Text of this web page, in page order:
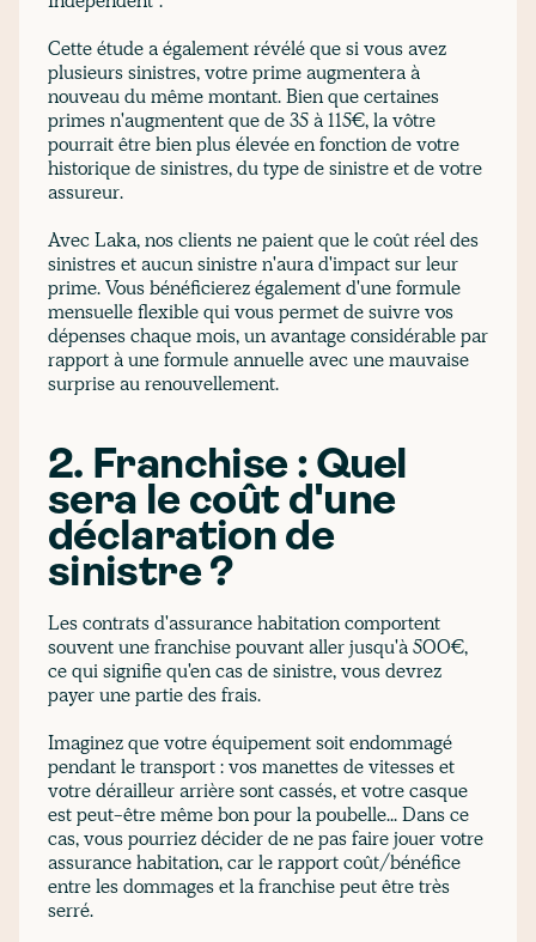
Cette étude a également révélé que si vous avez
plusieurs sinistres, votre prime augmentera à
nouveau du même montant. Bien que certaines
primes n'augmentent que de 35 à 115€, la vôtre
pourrait être bien plus élevée en fonction de votre
historique de sinistres, du type de sinistre et de votre
assureur.
Avec Laka, nos clients ne paient que le coût réel des
sinistres et aucun sinistre n'aura d'impact sur leur
prime. Vous bénéficierez également d'une formule
mensuelle flexible qui vous permet de suivre vos
dépenses chaque mois, un avantage considérable par
rapport à une formule annuelle avec une mauvaise
surprise au renouvellement.
2. Franchise : Quel
sera le coût d'une
déclaration de
sinistre ?
Les contrats d'assurance habitation comportent
souvent une franchise pouvant aller jusqu'à 500€,
ce qui signifie qu'en cas de sinistre, vous devrez
payer une partie des frais.
Imaginez que votre équipement soit endommagé
pendant le transport : vos manettes de vitesses et
votre dérailleur arrière sont cassés, et votre casque
est peut-être même bon pour la poubelle... Dans ce
cas, vous pourriez décider de ne pas faire jouer votre
assurance habitation, car le rapport coût/bénéfice
entre les dommages et la franchise peut être très
serré.